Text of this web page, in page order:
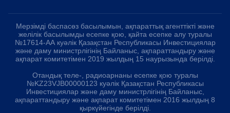
Мерзімді баспасөз басылымын, ақпараттық агенттікті және
желілік басылымды есепке қою, қайта есепке алу туралы
№17614-АА куәлік Қазақстан Республикасы Инвестициялар
және даму министрлігінің Байланыс, ақпараттандыру және
ақпарат комитетімен 2019 жылдың 15 наурызында берілді.
Отандық теле-, радиоарнаны есепке қою туралы
№KZ23VJB00000123 куәлік Қазақстан Республикасы
Инвестициялар және даму министрлігінің Байланыс,
ақпараттандыру және ақпарат комитетімен 2016 жылдың 8
қыркүйегінде берілді.